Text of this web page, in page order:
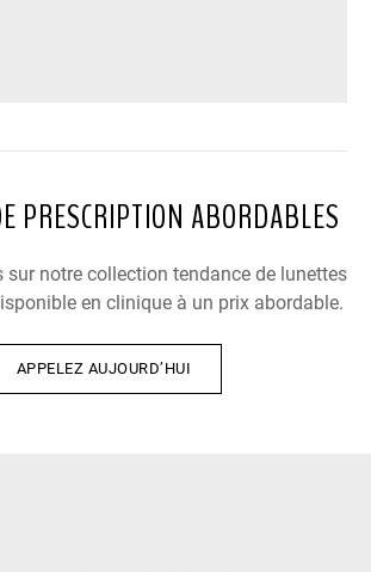
PRESCRIPTION ABORDABLES
sur notre collection tendance de lunettes
en clinique à un prix abordable.
APPELEZ AUJOURD’HUI